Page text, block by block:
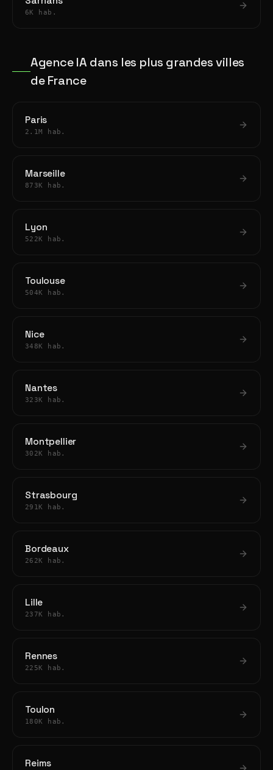
6K hab.
Agence IA dans les plus grandes villes
de France
Paris
2.1M hab.
Marseille
873K hab.
Lyon
522K hab.
Toulouse
504K hab.
Nice
348K hab.
Nantes
323K hab.
Montpellier
302K hab.
Strasbourg
291K hab.
Bordeaux
262K hab.
Lille
237K hab.
Rennes
225K hab.
Toulon
180K hab.
Reims